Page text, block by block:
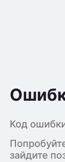
Код
зайдите